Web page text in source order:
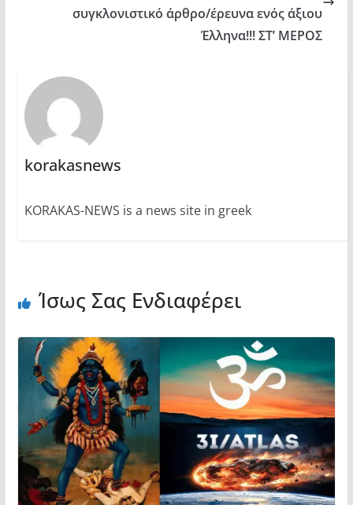
συγκλονιστικό άρθρο/έρευνα ενός άξιου
Έλληνα!!! ΣΤ’ ΜΕΡΟΣ
korakasnews
KORAKAS-NEWS is a news site in greek
Ίσως Σας Ενδιαφέρει